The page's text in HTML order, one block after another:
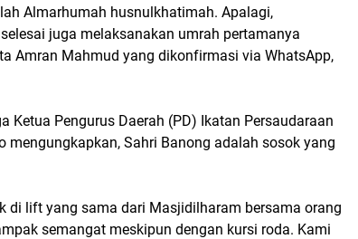
Almarhumah husnulkhatimah. Apalagi,
juga melaksanakan umrah pertamanya
Amran Mahmud yang dikonfirmasi via WhatsApp,
Ketua Pengurus Daerah (PD) Ikatan Persaudaraan
mengungkapkan, Sahri Banong adalah sosok yang
di lift yang sama dari Masjidilharam bersama orang
semangat meskipun dengan kursi roda. Kami